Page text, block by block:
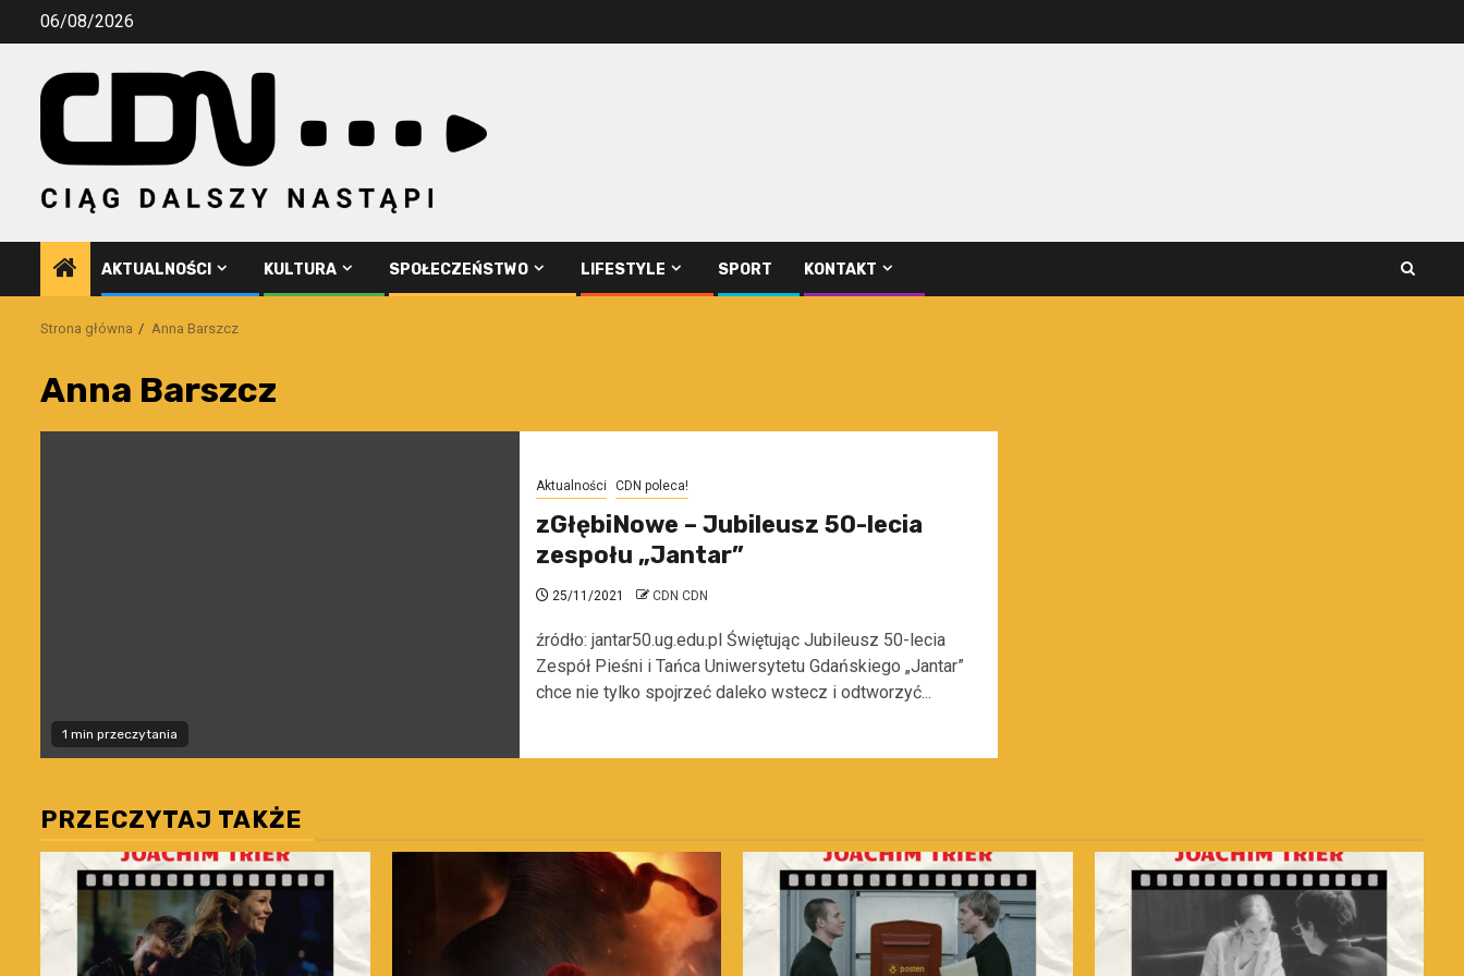
Przejdź06/08/2026
AKTUALNOŚCI KULTURA SPOŁECZEŃSTWO LIFESTYLE SPORT KONTAKT
Strona główna Anna Barszcz
Anna Barszcz
1 min przeczytania
Aktualności CDN poleca!
zGłębiNowe – Jubileusz 50-lecia
zespołu „Jantar”
25/11/2021 CDN CDN
źródło: jantar50.ug.edu.pl Świętując Jubileusz 50-lecia
Zespół Pieśni i Tańca Uniwersytetu Gdańskiego „Jantar”
chce nie tylko spojrzeć daleko wstecz i odtworzyć...
PRZECZYTAJ TAKŻE